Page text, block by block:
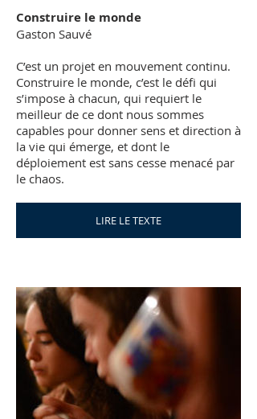
Construire le monde
Gaston Sauvé
C’est un projet en mouvement continu.
Construire le monde, c’est le défi qui
s’impose à chacun, qui requiert le
meilleur de ce dont nous sommes
capables pour donner sens et direction à
la vie qui émerge, et dont le
déploiement est sans cesse menacé par
le chaos.
LIRE LE TEXTE